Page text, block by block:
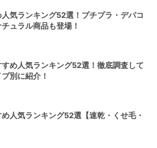
気ランキング52選！プチプラ・デパコ
ュラル商品も登場！
め人気ランキング52選！徹底調査して
別に紹介！
め人気ランキング52選【速乾・くせ毛・